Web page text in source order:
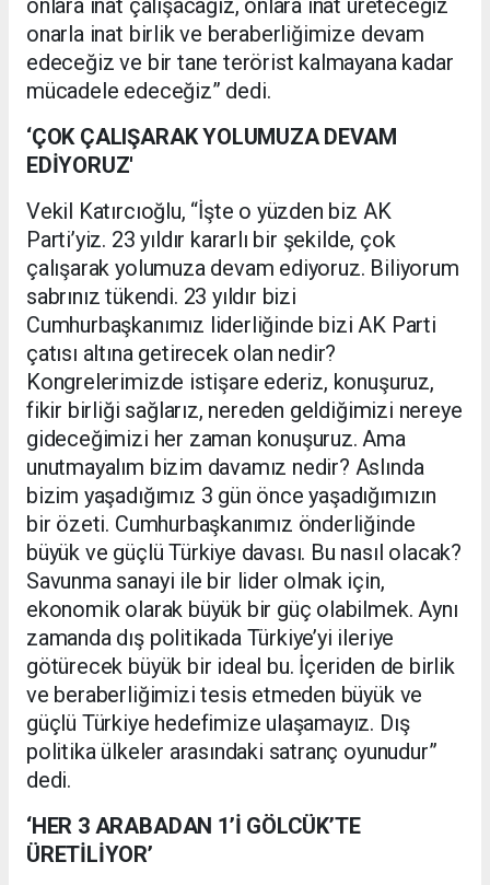
onarla inat birlik ve beraberliğimize devam
edeceğiz ve bir tane terörist kalmayana kadar
mücadele edeceğiz” dedi.
‘ÇOK ÇALIŞARAK YOLUMUZA DEVAM
EDİYORUZ'
Vekil Katırcıoğlu, “İşte o yüzden biz AK
Parti’yiz. 23 yıldır kararlı bir şekilde, çok
çalışarak yolumuza devam ediyoruz. Biliyorum
sabrınız tükendi. 23 yıldır bizi
Cumhurbaşkanımız liderliğinde bizi AK Parti
çatısı altına getirecek olan nedir?
Kongrelerimizde istişare ederiz, konuşuruz,
fikir birliği sağlarız, nereden geldiğimizi nereye
gideceğimizi her zaman konuşuruz. Ama
unutmayalım bizim davamız nedir? Aslında
bizim yaşadığımız 3 gün önce yaşadığımızın
bir özeti. Cumhurbaşkanımız önderliğinde
büyük ve güçlü Türkiye davası. Bu nasıl olacak?
Savunma sanayi ile bir lider olmak için,
ekonomik olarak büyük bir güç olabilmek. Aynı
zamanda dış politikada Türkiye’yi ileriye
götürecek büyük bir ideal bu. İçeriden de birlik
ve beraberliğimizi tesis etmeden büyük ve
güçlü Türkiye hedefimize ulaşamayız. Dış
politika ülkeler arasındaki satranç oyunudur”
dedi.
‘HER 3 ARABADAN 1’İ GÖLCÜK’TE
ÜRETİLİYOR’